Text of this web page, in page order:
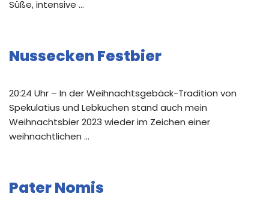
Süße, intensive …
Nussecken Festbier
20:24 Uhr – In der Weihnachtsgebäck-Tradition von
Spekulatius und Lebkuchen stand auch mein
Weihnachtsbier 2023 wieder im Zeichen einer
weihnachtlichen …
Pater Nomis